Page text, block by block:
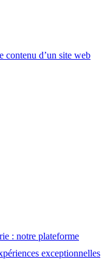
contenu d’un site web
: notre plateforme
exceptionnelles